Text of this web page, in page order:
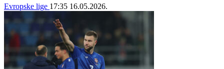
Evropske lige 17:35 16.05.2026.